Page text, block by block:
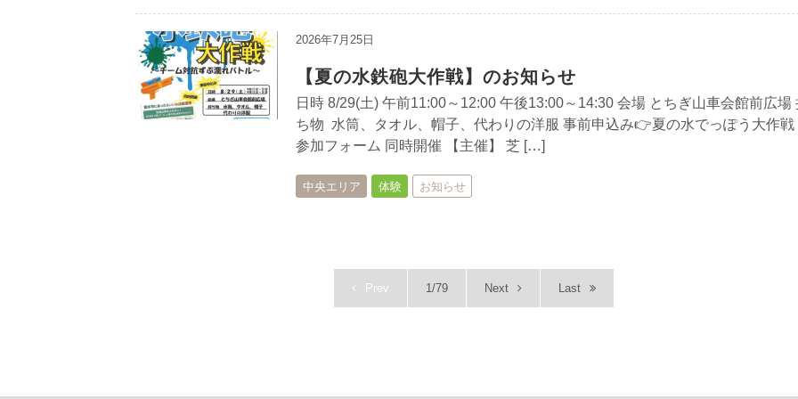
2026年7月25日
【夏の水鉄砲大作戦】のお知らせ
日時 8/29(土) 午前11:00～12:00 午後13:00～14:30 会場 とちぎ山車会館前広場
ち物 水筒、タオル、帽子、代わりの洋服 事前申込み👉夏の水でっぽう大作戦
参加フォーム 同時開催 【主催】 芝 […]
中央エリア 体験 お知らせ
Prev 1/79 Next Last